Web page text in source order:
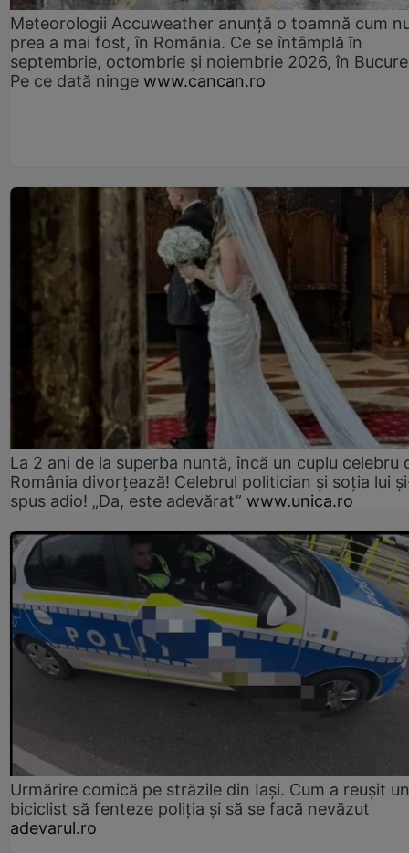
Meteorologii Accuweather anunță o toamnă cum
prea a mai fost, în România. Ce se întâmplă în
septembrie, octombrie și noiembrie 2026, în
Pe ce dată ninge www.cancan.ro
La 2 ani de la superba nuntă, încă un cuplu celebru
România divorțează! Celebrul politician și soția lui
spus adio! „Da, este adevărat” www.unica.ro
Urmărire comică pe străzile din Iași. Cum a reușit un
biciclist să fenteze poliția și să se facă nevăzut
adevarul.ro